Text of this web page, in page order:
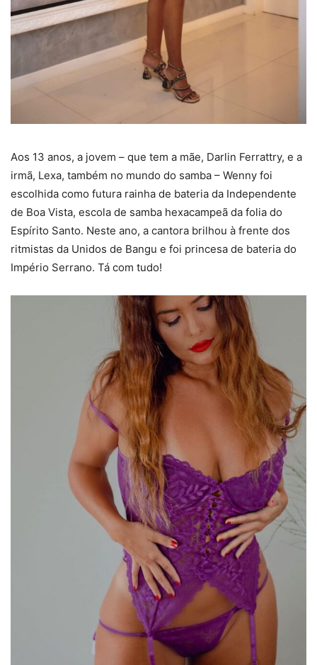
Aos 13 anos, a jovem – que tem a mãe, Darlin Ferrattry, e a
irmã, Lexa, também no mundo do samba – Wenny foi
escolhida como futura rainha de bateria da Independente
de Boa Vista, escola de samba hexacampeã da folia do
Espírito Santo. Neste ano, a cantora brilhou à frente dos
ritmistas da Unidos de Bangu e foi princesa de bateria do
Império Serrano. Tá com tudo!